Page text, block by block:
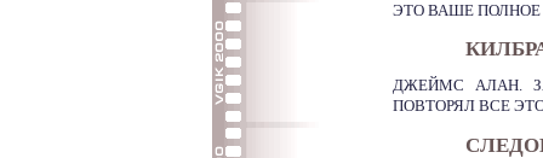
ЭТО ВАШЕ
ДЖЕЙМС АЛАН.
ПОВТОРЯЛ ВСЕ